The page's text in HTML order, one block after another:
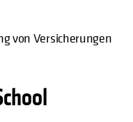
von Versicherungen